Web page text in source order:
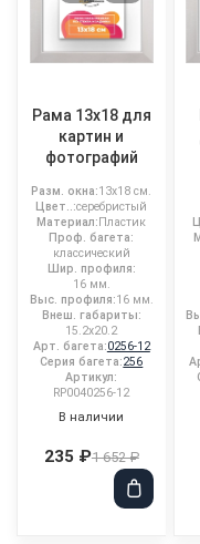
Рама 13x18 для
картин и
фотографий
Разм. окна:13x18 см.
Цвет..:серебристый
Материал: Пластик
Проф. багета:
классический
Шир. профиля:
16 мм.
Выс. профиля:16 мм.
Внеш. габариты:
15.2x20.2
Арт. багета:0256-12
Серия багета:256
Артикул:
RP0040256-12
В наличии
235 ₽1 652 ₽